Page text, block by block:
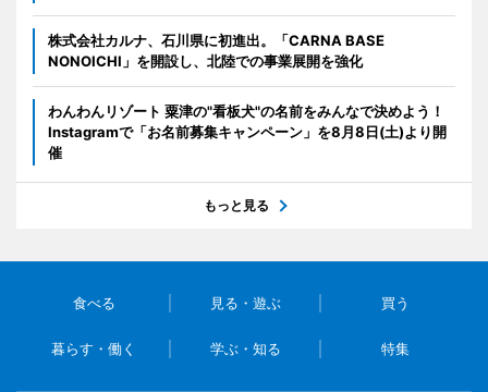
株式会社カルナ、石川県に初進出。「CARNA BASE
NONOICHI」を開設し、北陸での事業展開を強化
わんわんリゾート 粟津の"看板犬"の名前をみんなで決めよう！
Instagramで「お名前募集キャンペーン」を8月8日(土)より開
催
もっと見る
食べる 見る・遊ぶ 買う
暮らす・働く 学ぶ・知る 特集